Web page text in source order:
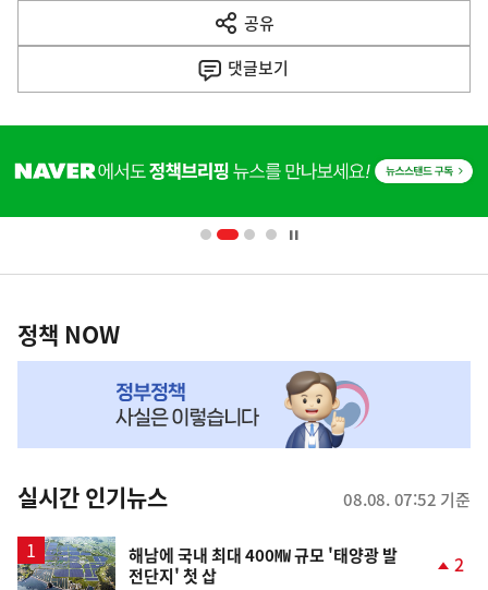
음
공유
열
기
댓글보기
단
영
책
NOW,
뉴
스
정책 NOW
실시간 인기뉴스 08.08. 07:52 기준
해남에 국내 최대 400㎿ 규모 '태양광 발
전단지' 첫 삽
2